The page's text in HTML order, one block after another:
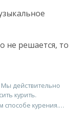
не решается, то
действительно
курить.
способе курения.